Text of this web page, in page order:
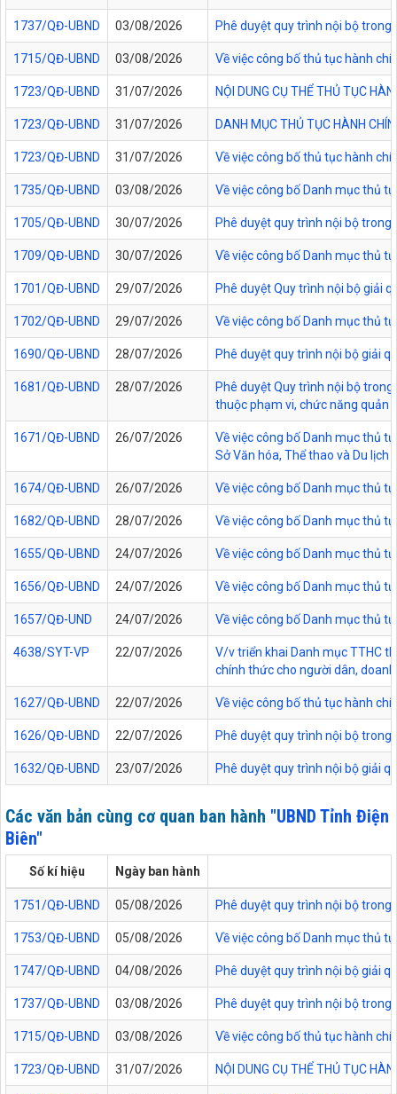
1737/QĐ-UBND 03/08/2026 Phê duyệt quy trình nội bộ
1715/QĐ-UBND 03/08/2026 Về việc công bố thủ tục hành
1723/QĐ-UBND 31/07/2026 NỘI DUNG CỤ THỂ THỦ TỤC
1723/QĐ-UBND 31/07/2026 DANH MỤC THỦ TỤC HÀNH
1723/QĐ-UBND 31/07/2026 Về việc công bố thủ tục hành
1735/QĐ-UBND 03/08/2026 Về việc công bố Danh mục thủ
1705/QĐ-UBND 30/07/2026 Phê duyệt quy trình nội bộ
1709/QĐ-UBND 30/07/2026 Về việc công bố Danh mục thủ
1701/QĐ-UBND 29/07/2026 Phê duyệt Quy trình nội bộ giải
1702/QĐ-UBND 29/07/2026 Về việc công bố Danh mục thủ
1690/QĐ-UBND 28/07/2026 Phê duyệt quy trình nội bộ giải
1681/QĐ-UBND 28/07/2026
Phê duyệt Quy trình nội bộ
thuộc phạm vi, chức năng quản
1671/QĐ-UBND 26/07/2026
Về việc công bố Danh mục thủ
Sở Văn hóa, Thể thao và Du lịch
1674/QĐ-UBND 26/07/2026 Về việc công bố Danh mục thủ
1682/QĐ-UBND 28/07/2026 Về việc công bố Danh mục thủ
1655/QĐ-UBND 24/07/2026 Về việc công bố Danh mục thủ
1656/QĐ-UBND 24/07/2026 Về việc công bố Danh mục thủ
1657/QĐ-UND 24/07/2026 Về việc công bố Danh mục thủ
4638/SYT-VP 22/07/2026
V/v triển khai Danh mục TTHC
chính thức cho người dân,
1627/QĐ-UBND 22/07/2026 Về việc công bố thủ tục hành
1626/QĐ-UBND 22/07/2026 Phê duyệt quy trình nội bộ trong
1632/QĐ-UBND 23/07/2026 Phê duyệt quy trình nội bộ giải
Các văn bản cùng cơ quan ban hành "UBND Tỉnh Điện
Biên"
Số kí hiệu Ngày ban hành
1751/QĐ-UBND 05/08/2026 Phê duyệt quy trình nội bộ
1753/QĐ-UBND 05/08/2026 Về việc công bố Danh mục thủ
1747/QĐ-UBND 04/08/2026 Phê duyệt quy trình nội bộ giải
1737/QĐ-UBND 03/08/2026 Phê duyệt quy trình nội bộ
1715/QĐ-UBND 03/08/2026 Về việc công bố thủ tục hành
1723/QĐ-UBND 31/07/2026 NỘI DUNG CỤ THỂ THỦ TỤC